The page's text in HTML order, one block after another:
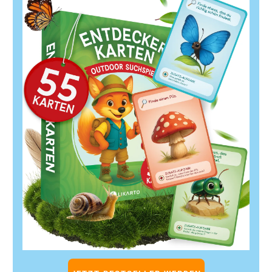
Design, Content und Werbung kosten Geld.
Die Amazon Brand Registry ist Voraussetzung für
Deinen Store.
Eigenleistung spart Kosten, erfordert aber Know-
how und Zeit.
Agenturen bieten professionelle Umsetzung, die
Preise variieren stark.
Eine klare Planung und ein strukturierter Prozess
sind entscheidend für den Erfolg.
Der Store bietet viele Vorteile für Markenaufbau,
Kundenbindung und Umsatzsteigerung.
Deine nächsten Schritte:
Prüfe den Status Deiner Markenregistrierung bei
Amazon.
Lege Dein Budget und Deine Ziele fest.
Entscheide, ob Du den Store selbst erstellst oder
eine Agentur beauftragst.
Beginne mit der Content-Erstellung und Store-